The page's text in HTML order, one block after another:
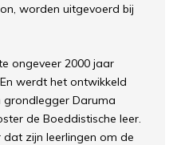
worden uitgevoerd bij
ongeveer 2000 jaar
werdt het ontwikkeld
grondlegger Daruma
de Boeddistische leer.
zijn leerlingen om de